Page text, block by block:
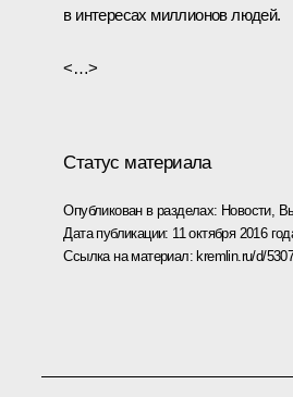
в интересах миллионов людей.
<…>
Статус материала
Опубликован в разделах: Новости,
Дата публикации: 11 октября 2016
Ссылка на материал: kremlin.ru/d/